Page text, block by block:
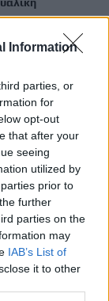
Information
parties, or
for
opt-out
that after your
seeing
utilized by
prior to
further
parties on the
may
IAB’s List of
it to other
ηλεκτρονικά
Μητσοτάκη